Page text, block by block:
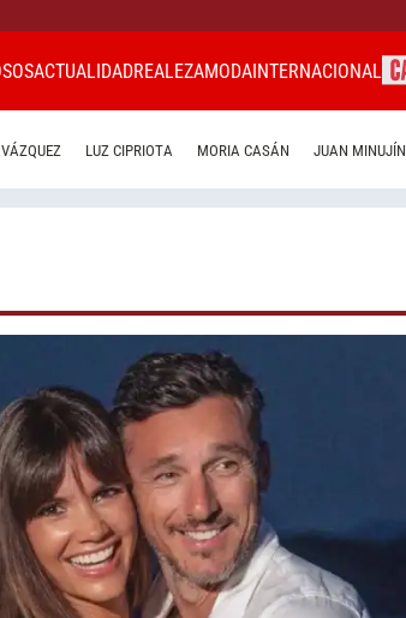
ACTUALIDADREALEZAMODAINTERNACIONAL
LUZ CIPRIOTA MORIA CASÁN JUAN MINUJÍN